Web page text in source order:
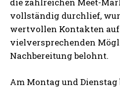
die zahlreichen Meet-
vollständig durchlief,
wertvollen Kontakten auf
vielversprechenden
Nachbereitung belohnt.
Am Montag und